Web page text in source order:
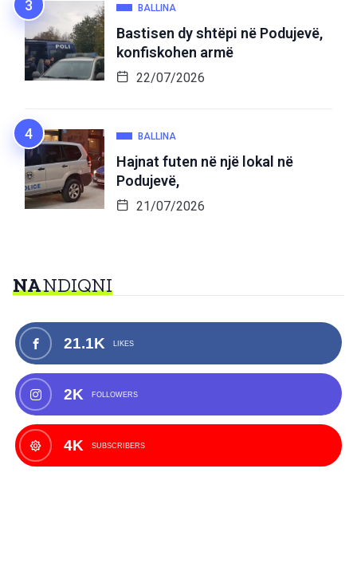
BALLINA
Bastisen dy shtëpi në Podujevë,
konfiskohen armë
22/07/2026
BALLINA
Hajnat futen në një lokal në
Podujevë,
21/07/2026
NANDIQNI
21.1K LIKES
2K FOLLOWERS
4K SUBSCRIBERS